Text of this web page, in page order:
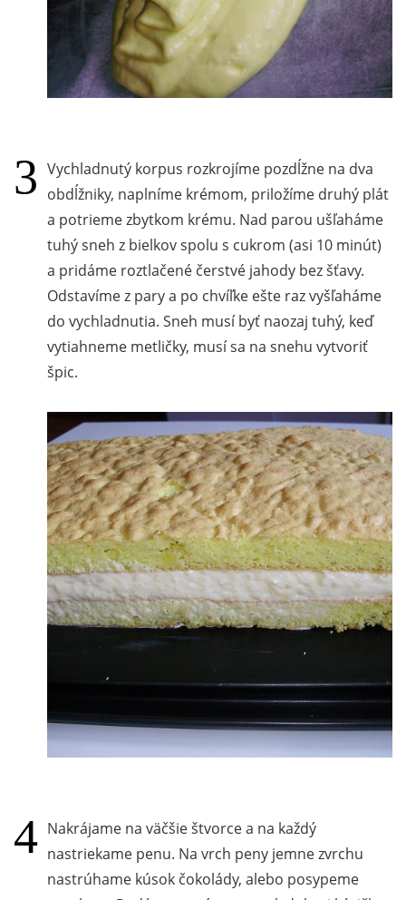
Vychladnutý korpus rozkrojíme pozdĺžne na dva
obdĺžniky, naplníme krémom, priložíme druhý plát
a potrieme zbytkom krému. Nad parou ušľaháme
tuhý sneh z bielkov spolu s cukrom (asi 10 minút)
a pridáme roztlačené čerstvé jahody bez šťavy.
Odstavíme z pary a po chvíľke ešte raz vyšľaháme
do vychladnutia. Sneh musí byť naozaj tuhý, keď
vytiahneme metličky, musí sa na snehu vytvoriť
špic.
Nakrájame na väčšie štvorce a na každý
nastriekame penu. Na vrch peny jemne zvrchu
nastrúhame kúsok čokolády, alebo posypeme